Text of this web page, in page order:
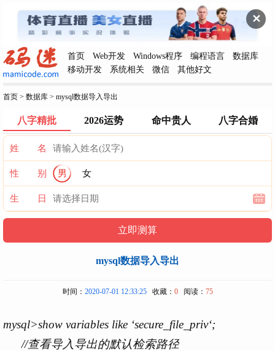
✕
首页 Web开发 Windows程序 编程语言
数据库
移动开发
系统相关 微信 其他好文
首页 > 数据库 > mysql数据导入导出
八字精批 2026运势 命中贵人 八字合婚
姓 名
性 别 男 女
生 日
mysql数据导入导出
时间： 2020-07-01 12:33:25收藏： 0阅读： 75
mysql>show variables like ‘secure_file_priv‘;
//查看导入导出的默认检索路径